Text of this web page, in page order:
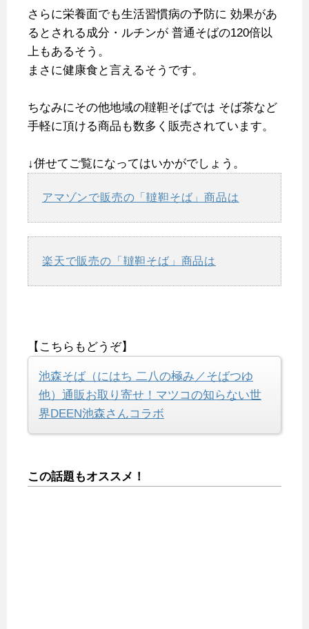
さらに栄養面でも生活習慣病の予防に 効果があ
るとされる成分・ルチンが 普通そばの120倍以
上もあるそう。
まさに健康食と言えるそうです。
ちなみにその他地域の韃靼そばでは そば茶など
手軽に頂ける商品も数多く販売されています。
↓併せてご覧になってはいかがでしょう。
アマゾンで販売の「韃靼そば」商品は
楽天で販売の「韃靼そば」商品は
【こちらもどうぞ】
池森そば（にはち 二八の極み／そばつゆ
他）通販お取り寄せ！マツコの知らない世
界DEEN池森さんコラボ
この話題もオススメ！